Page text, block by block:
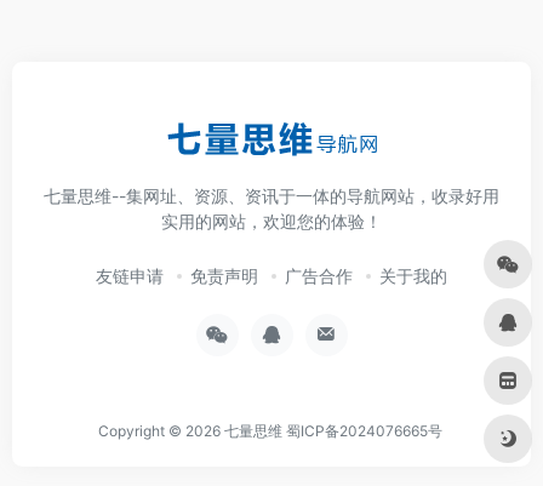
七量思维--集网址、资源、资讯于一体的导航网站，收录好用
实用的网站，欢迎您的体验！
友链申请 免责声明 广告合作 关于我的
Copyright © 2026 七量思维 蜀ICP备2024076665号